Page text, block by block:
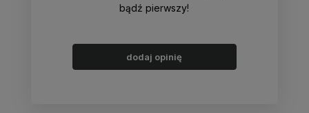
bądź pierwszy!
dodaj opinię